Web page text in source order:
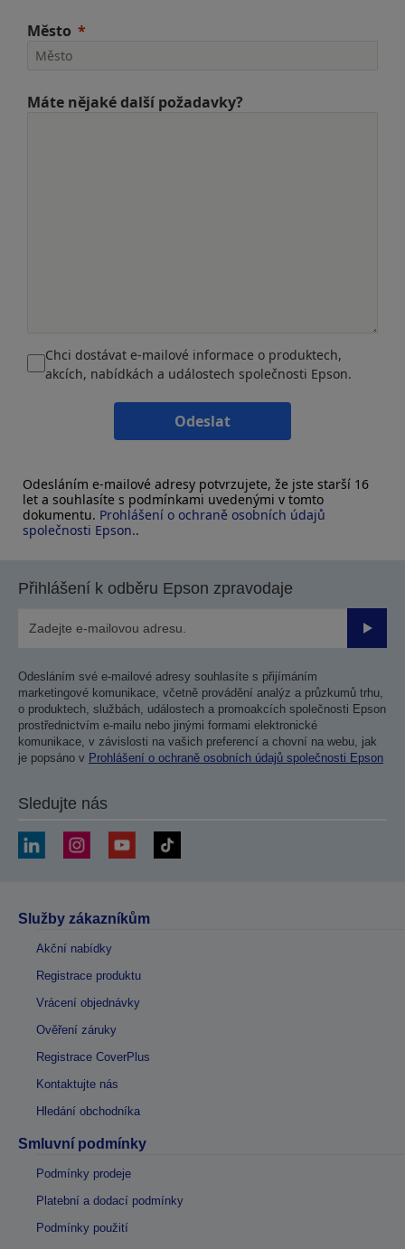
Město
Máte nějaké další požadavky?
Chci dostávat e-mailové informace o produktech,
akcích, nabídkách a událostech společnosti Epson.
Odeslat
Odesláním e-mailové adresy potvrzujete, že jste starší 16
let a souhlasíte s podmínkami uvedenými v tomto
dokumentu. Prohlášení o ochraně osobních údajů
společnosti Epson..
Přihlášení k odběru Epson zpravodaje
Odesláním své e-mailové adresy souhlasíte s přijímáním
marketingové komunikace, včetně provádění analýz a průzkumů trhu,
o produktech, službách, událostech a promoakcích společnosti Epson
prostřednictvím e-mailu nebo jinými formami elektronické
komunikace, v závislosti na vašich preferencí a chovní na webu, jak
je popsáno v Prohlášení o ochraně osobních údajů společnosti Epson
Sledujte nás
Služby zákazníkům
Akční nabídky
Registrace produktu
Vrácení objednávky
Ověření záruky
Registrace CoverPlus
Kontaktujte nás
Hledání obchodníka
Smluvní podmínky
Podmínky prodeje
Platební a dodací podmínky
Podmínky použití